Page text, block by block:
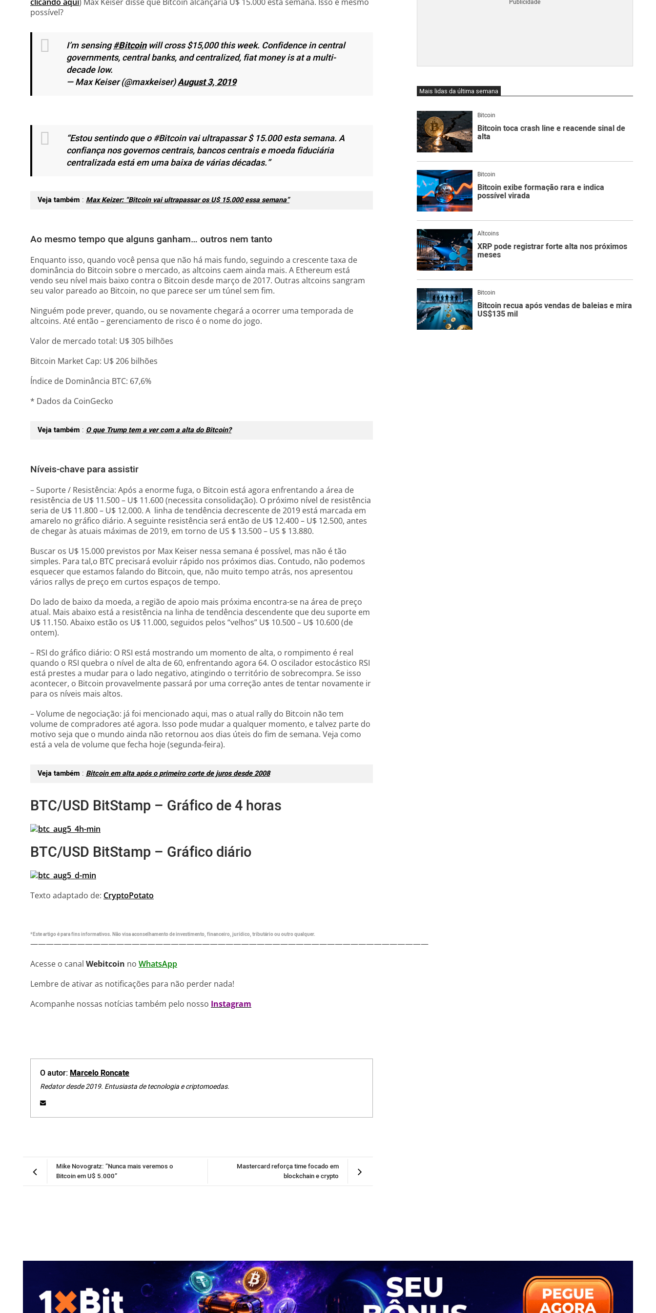
possível?
I’m sensing#Bitcoinwill cross $15,000 this week. Confidence in central
governments, central banks, and centralized, fiat money is at a multi-
decade low.
— Max Keiser (@maxkeiser)August 3, 2019
“Estou sentindo que o #Bitcoin vai ultrapassar $ 15.000 esta semana. A
confiança nos governos centrais, bancos centrais e moeda fiduciária
centralizada está em uma baixa de várias décadas.”
Veja também : Max Keizer: “Bitcoin vai ultrapassar os U$ 15.000 essa semana”
Ao mesmo tempo que alguns ganham… outros nem tanto
Enquanto isso, quando você pensa que não há mais fundo, seguindo a crescente taxa de
dominância do Bitcoin sobre o mercado, as altcoins caem ainda mais. A Ethereum está
vendo seu nível mais baixo contra o Bitcoin desde março de 2017. Outras altcoins sangram
seu valor pareado ao Bitcoin, no que parece ser um túnel sem fim.
Ninguém pode prever, quando, ou se novamente chegará a ocorrer uma temporada de
altcoins. Até então – gerenciamento de risco é o nome do jogo.
Valor de mercado total: U$ 305 bilhões
Bitcoin Market Cap: U$ 206 bilhões
Índice de Dominância BTC: 67,6%
* Dados da CoinGecko
Veja também : O que Trump tem a ver com a alta do Bitcoin?
Níveis-chave para assistir
– Suporte / Resistência: Após a enorme fuga, o Bitcoin está agora enfrentando a área de
resistência de U$ 11.500 – U$ 11.600 (necessita consolidação). O próximo nível de resistência
seria de U$ 11.800 – U$ 12.000. A linha de tendência decrescente de 2019 está marcada em
amarelo no gráfico diário. A seguinte resistência será então de U$ 12.400 – U$ 12.500, antes
de chegar às atuais máximas de 2019, em torno de US $ 13.500 – US $ 13.880.
Buscar os U$ 15.000 previstos por Max Keiser nessa semana é possível, mas não é tão
simples. Para tal,o BTC precisará evoluir rápido nos próximos dias. Contudo, não podemos
esquecer que estamos falando do Bitcoin, que, não muito tempo atrás, nos apresentou
vários rallys de preço em curtos espaços de tempo.
Do lado de baixo da moeda, a região de apoio mais próxima encontra-se na área de preço
atual. Mais abaixo está a resistência na linha de tendência descendente que deu suporte em
U$ 11.150. Abaixo estão os U$ 11.000, seguidos pelos “velhos” U$ 10.500 – U$ 10.600 (de
ontem).
– RSI do gráfico diário: O RSI está mostrando um momento de alta, o rompimento é real
quando o RSI quebra o nível de alta de 60, enfrentando agora 64. O oscilador estocástico RSI
está prestes a mudar para o lado negativo, atingindo o território de sobrecompra. Se isso
acontecer, o Bitcoin provavelmente passará por uma correção antes de tentar novamente ir
para os níveis mais altos.
– Volume de negociação: já foi mencionado aqui, mas o atual rally do Bitcoin não tem
volume de compradores até agora. Isso pode mudar a qualquer momento, e talvez parte do
motivo seja que o mundo ainda não retornou aos dias úteis do fim de semana. Veja como
está a vela de volume que fecha hoje (segunda-feira).
Veja também : Bitcoin em alta após o primeiro corte de juros desde 2008
BTC/USD BitStamp – Gráfico de 4 horas
BTC/USD BitStamp – Gráfico diário
Texto adaptado de: CryptoPotato
*Este artigo é para fins informativos. Não visa aconselhamento de investimento, financeiro, jurídico, tributário ou outro qualquer.
———————————————————————————————————————————————————
Acesse o canal Webitcoin no WhatsApp
Lembre de ativar as notificações para não perder nada!
Acompanhe nossas notícias também pelo nosso Instagram
O autor:Marcelo Roncate
Redator desde 2019. Entusiasta de tecnologia e criptomoedas.
Mastercard reforça time focado em
blockchain e crypto
Mike Novogratz: “Nunca mais veremos o
Bitcoin em U$ 5.000”
Mais lidas da última semana
Bitcoin
Bitcoin toca crash line e reacende sinal de
alta
Bitcoin
Bitcoin exibe formação rara e indica
possível virada
Altcoins
XRP pode registrar forte alta nos próximos
meses
Bitcoin
Bitcoin recua após vendas de baleias e mira
US$135 mil